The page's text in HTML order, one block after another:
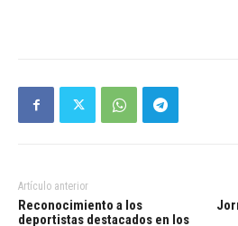
Artículo anterior
Reconocimiento a los
deportistas destacados en los